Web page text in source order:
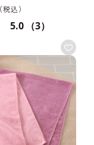
5.0 （3）